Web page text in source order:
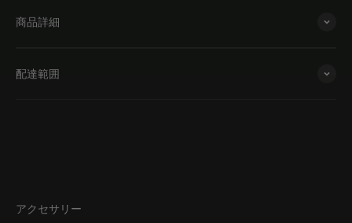
商品詳細
配達範囲
アクセサリー